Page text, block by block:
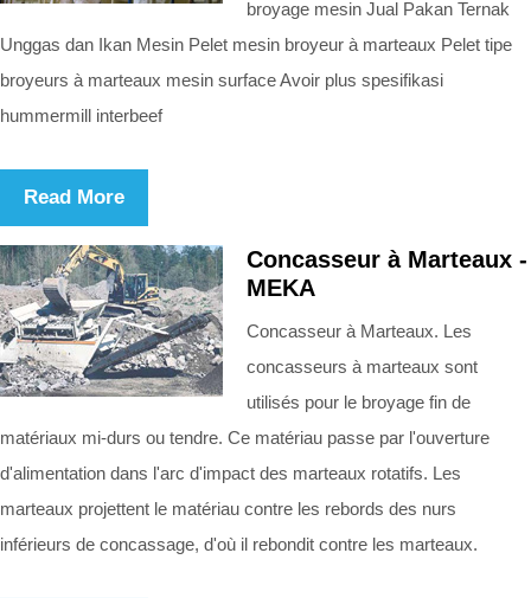
broyage mesin Jual Pakan Ternak
Unggas dan Ikan Mesin Pelet mesin broyeur à marteaux Pelet tipe
broyeurs à marteaux mesin surface Avoir plus spesifikasi
hummermill interbeef
Read More
Concasseur à Marteaux -
MEKA
Concasseur à Marteaux. Les
concasseurs à marteaux sont
utilisés pour le broyage fin de
matériaux mi-durs ou tendre. Ce matériau passe par l'ouverture
d'alimentation dans l'arc d'impact des marteaux rotatifs. Les
marteaux projettent le matériau contre les rebords des nurs
inférieurs de concassage, d'où il rebondit contre les marteaux.